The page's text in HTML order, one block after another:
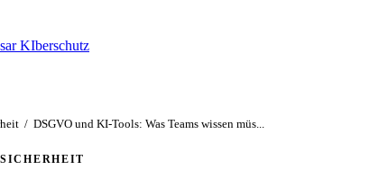
KIberschutz
/ DSGVO und KI-Tools: Was Teams wissen müs...
SICHERHEIT